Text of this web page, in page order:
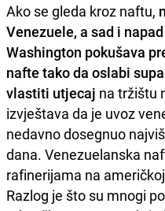
Ako se gleda kroz naftu,
Venezuele, a sad i
Washington pokušava
nafte tako da oslabi
vlastiti utjecaj na tržištu
izvještava da je uvoz
nedavno dosegnuo
dana. Venezuelanska
rafinerijama na
Razlog je što su mnogi